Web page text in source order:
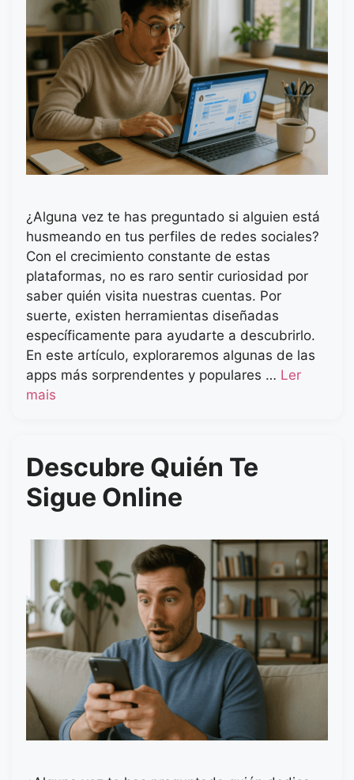
¿Alguna vez te has preguntado si alguien está
husmeando en tus perfiles de redes sociales?
Con el crecimiento constante de estas
plataformas, no es raro sentir curiosidad por
saber quién visita nuestras cuentas. Por
suerte, existen herramientas diseñadas
específicamente para ayudarte a descubrirlo.
En este artículo, exploraremos algunas de las
apps más sorprendentes y populares … Ler
mais
Descubre Quién Te
Sigue Online